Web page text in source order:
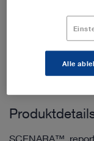
SCENARA™
Alle